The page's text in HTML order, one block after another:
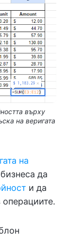
върху
на веригата
на
да
и да